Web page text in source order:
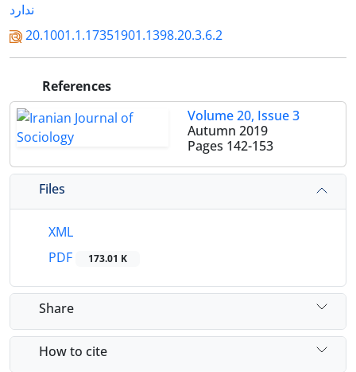
ندارد
20.1001.1.17351901.1398.20.3.6.2
References
Volume 20, Issue 3
Autumn 2019
Pages 142-153
Files
XML
PDF
173.01 K
Share
How to cite